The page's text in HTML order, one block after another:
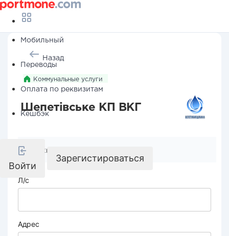
Мобильный
Переводы
Оплата по реквизитам
Кешбэк
Войти
Зарегистироваться
Назад
Коммунальные услуги
Шепетівське КП ВКГ
Реквизиты компании
Л/с
Адрес